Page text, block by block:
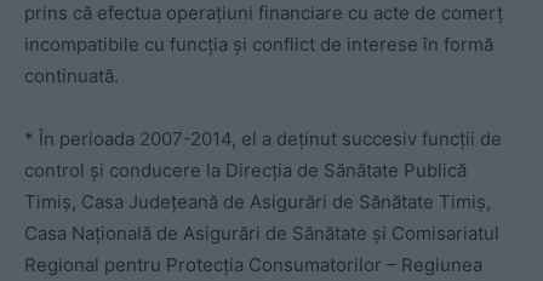
prins că efectua operațiuni financiare cu acte de comerț
incompatibile cu funcția și conflict de interese în formă
continuată.
* În perioada 2007-2014, el a deținut succesiv funcții de
control și conducere la Direcția de Sănătate Publică
Timiș, Casa Județeană de Asigurări de Sănătate Timiș,
Casa Națională de Asigurări de Sănătate și Comisariatul
Regional pentru Protecția Consumatorilor – Regiunea